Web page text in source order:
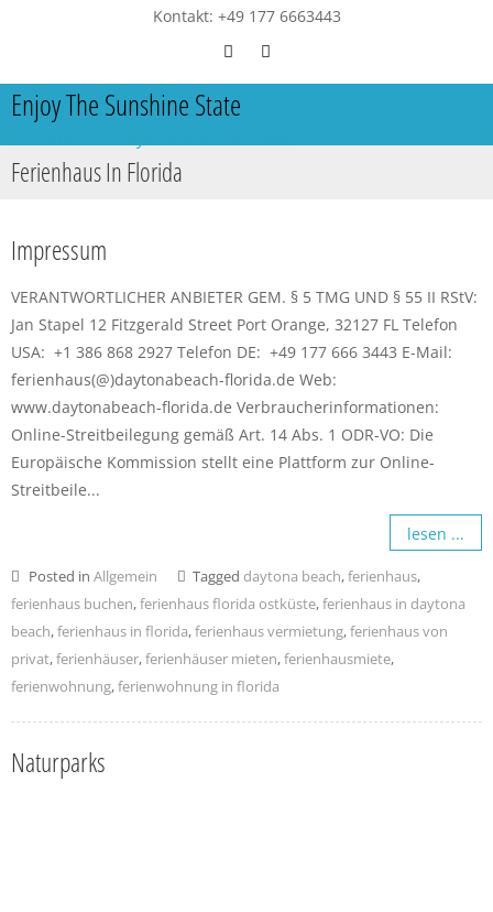
Kontakt: +49 177 6663443
Enjoy The Sunshine State
Ferienhaus In Florida
Impressum
VERANTWORTLICHER ANBIETER GEM. § 5 TMG UND § 55 II RStV:
Jan Stapel 12 Fitzgerald Street Port Orange, 32127 FL Telefon
USA: +1 386 868 2927 Telefon DE: +49 177 666 3443 E-Mail:
ferienhaus(@)daytonabeach-florida.de Web:
www.daytonabeach-florida.de Verbraucherinformationen:
Online-Streitbeilegung gemäß Art. 14 Abs. 1 ODR-VO: Die
Europäische Kommission stellt eine Plattform zur Online-
Streitbeile...
lesen ...
Posted in Allgemein Tagged daytona beach,ferienhaus,
ferienhaus buchen,ferienhaus florida ostküste,ferienhaus in daytona
beach,ferienhaus in florida,ferienhaus vermietung,ferienhaus von
privat,ferienhäuser,ferienhäuser mieten,ferienhausmiete,
ferienwohnung,ferienwohnung in florida
Naturparks